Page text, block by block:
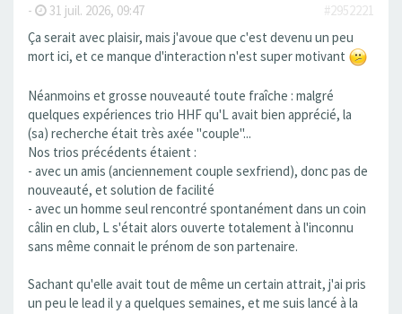
- 31 juil. 2026, 09:47
#2952221
Ça serait avec plaisir, mais j'avoue que c'est devenu un peu
mort ici, et ce manque d'interaction n'est super motivant
Néanmoins et grosse nouveauté toute fraîche : malgré
quelques expériences trio HHF qu'L avait bien apprécié, la
(sa) recherche était très axée "couple"...
Nos trios précédents étaient :
- avec un amis (anciennement couple sexfriend), donc pas de
nouveauté, et solution de facilité
- avec un homme seul rencontré spontanément dans un coin
câlin en club, L s'était alors ouverte totalement à l'inconnu
sans même connait le prénom de son partenaire.
Sachant qu'elle avait tout de même un certain attrait, j'ai pris
un peu le lead il y a quelques semaines, et me suis lancé à la